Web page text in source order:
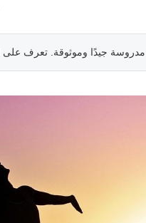
مدروسة جيدًا وموثوقة. تعرف على